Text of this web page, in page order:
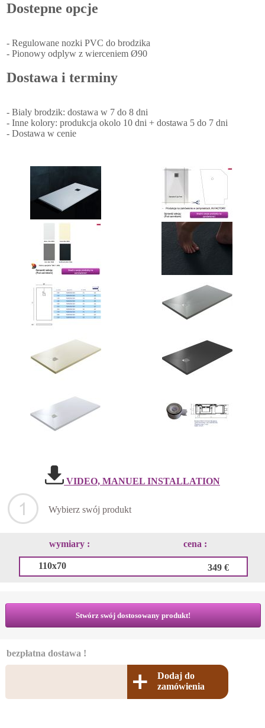
Dostepne opcje
- Regulowane nozki PVC do brodzika
- Pionowy odplyw z wierceniem Ø90
Dostawa i terminy
- Bialy brodzik: dostawa w 7 do 8 dni
- Inne kolory: produkcja okolo 10 dni + dostawa 5 do 7 dni
- Dostawa w cenie
VIDEO, MANUEL INSTALLATION
Wybierz swój produkt
wymiary : cena :
110x70 349 €
Stwórz swój dostosowany produkt!
bezpłatna dostawa !
Dodaj do
zamówienia